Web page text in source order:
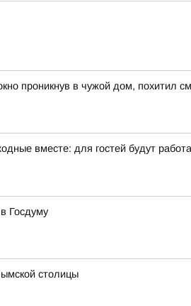
проникнув в чужой дом, похитил
вместе: для гостей будут
Госдуму
столицы